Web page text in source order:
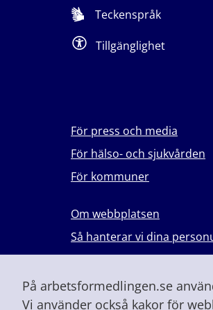
På arbetsformedlingen.se
Vi använder också kakor för
Teckenspråk
Tillgänglighet
För press och media
För hälso- och sjukvården
För kommuner
Om webbplatsen
Så hanterar vi dina
Lever du med våld i en
Vid höjd beredskap och